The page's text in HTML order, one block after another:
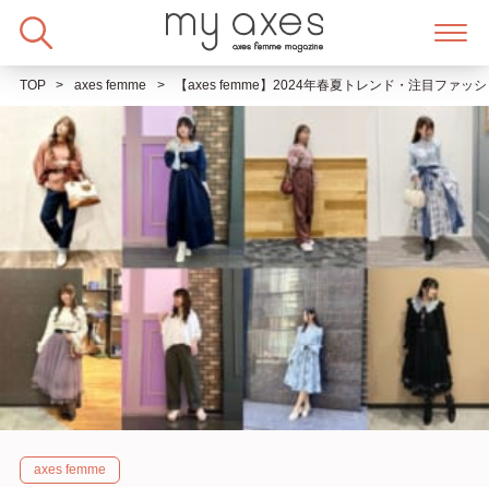
TOP axes femme 【axes femme】2024年春夏トレンド・注目ファ
axes femme